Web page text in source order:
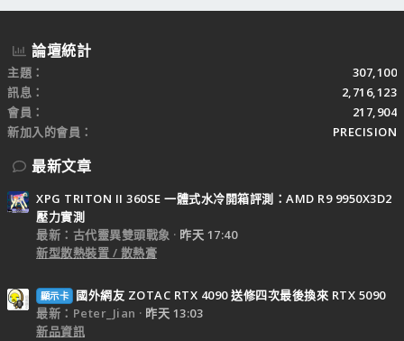
論壇統計
主題
307,100
訊息
2,716,123
會員
217,904
新加入的會員
PRECISION
最新文章
XPG TRITON II 360SE 一體式水冷開箱評測：AMD R9 9950X3D2
壓力實測
最新：古代靈異雙頭戰象
昨天 17:40
新型散熱裝置 / 散熱膏
顯示卡
國外網友 ZOTAC RTX 4090 送修四次最後換來 RTX 5090
最新：Peter_Jian
昨天 13:03
新品資訊